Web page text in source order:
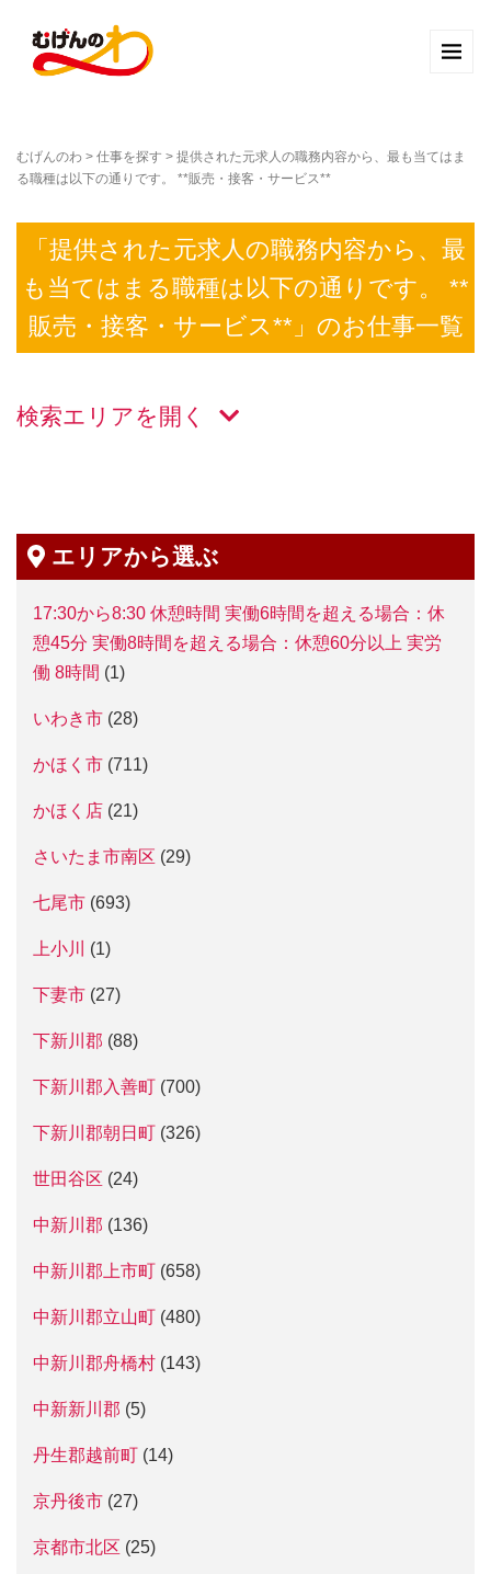
むげんのわ > 仕事を探す > 提供された元求人の職務内容から、最も当てはま
る職種は以下の通りです。 **販売・接客・サービス**
「提供された元求人の職務内容から、最
も当てはまる職種は以下の通りです。 **
販売・接客・サービス**」のお仕事一覧
検索エリアを
エリアから選ぶ
17:30から8:30 休憩時間 実働6時間を超える場合：休
憩45分 実働8時間を超える場合：休憩60分以上 実労
働 8時間 (1)
いわき市 (28)
かほく市 (711)
かほく店 (21)
さいたま市南区 (29)
七尾市 (693)
上小川 (1)
下妻市 (27)
下新川郡 (88)
下新川郡入善町 (700)
下新川郡朝日町 (326)
世田谷区 (24)
中新川郡 (136)
中新川郡上市町 (658)
中新川郡立山町 (480)
中新川郡舟橋村 (143)
中新新川郡 (5)
丹生郡越前町 (14)
京丹後市 (27)
京都市北区 (25)